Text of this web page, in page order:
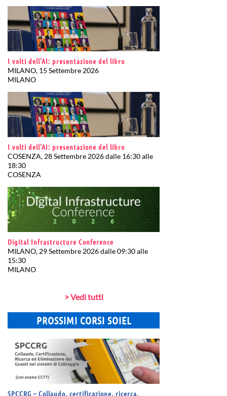
I volti dell’AI: presentazione del libro
MILANO, 15 Settembre 2026
MILANO
I volti dell’AI: presentazione del libro
COSENZA, 28 Settembre 2026 dalle 16:30 alle
18:30
COSENZA
Digital Infrastructure Conference
MILANO, 29 Settembre 2026 dalle 09:30 alle
15:30
MILANO
> Vedi tutti
PROSSIMI CORSI SOIEL
SPCCRG – Collaudo, certificazione, ricerca,